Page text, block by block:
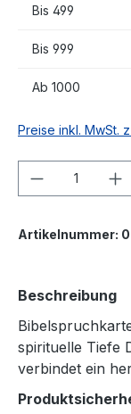
Bis 499
Bis 999
Ab 1000
Preise inkl. MwSt.
Produkt
Artikelnummer:
Beschreibung
spirituelle Tiefe
verbindet ein